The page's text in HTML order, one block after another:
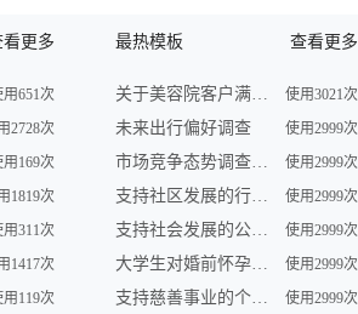
看更多
用651次
2728次
用169次
1819次
用311次
1417次
用119次
最热模板 查看更多
关于美容院客户满意度的问卷调查 使用3021次
未来出行偏好调查 使用2999次
市场竞争态势调查问卷 使用2999次
支持社区发展的行动调查 使用2999次
支持社会发展的公益组织参与及需求调查 使用2999次
大学生对婚前怀孕认知调查 使用2999次
支持慈善事业的个人行为调查 使用2999次